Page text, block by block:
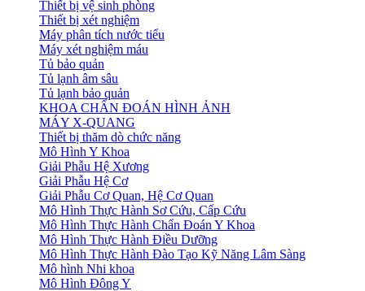
Thiết bị vệ sinh phòng
Thiết bị xét nghiệm
Máy phân tích nước tiểu
Máy xét nghiệm máu
Tủ bảo quản
Tủ lạnh âm sâu
Tủ lạnh bảo quản
KHOA CHẨN ĐOÁN HÌNH ẢNH
MÁY X-QUANG
Thiết bị thăm dò chức năng
Mô Hình Y Khoa
Giải Phẫu Hệ Xương
Giải Phẫu Hệ Cơ
Giải Phẫu Cơ Quan, Hệ Cơ Quan
Mô Hình Thực Hành Sơ Cứu, Cấp Cứu
Mô Hình Thực Hành Chẩn Đoán Y Khoa
Mô Hình Thực Hành Điều Dưỡng
Mô Hình Thực Hành Đào Tạo Kỹ Năng Lâm Sàng
Mô hình Nhi khoa
Mô Hình Đông Y